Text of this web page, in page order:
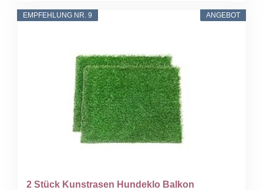
ANGEBOT
EMPFEHLUNG NR. 9
2 Stück Kunstrasen Hundeklo Balkon